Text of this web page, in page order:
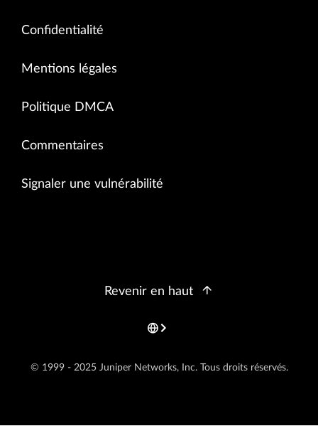
Confidentialité
Mentions légales
Politique DMCA
Commentaires
Signaler une vulnérabilité
© 1999 - 2025 Juniper Networks, Inc. Tous droits réservés.
Revenir en haut